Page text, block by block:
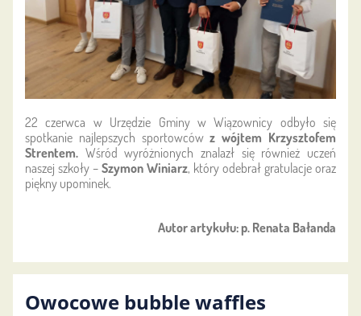
22 czerwca w Urzędzie Gminy w Wiązownicy odbyło się
spotkanie najlepszych sportowcówz wójtem Krzysztofem
Strentem. Wśród wyróżnionych znalazł się również uczeń
naszej szkoły – Szymon Winiarz, który odebrał gratulacje oraz
piękny upominek.
Autor artykułu: p. Renata Bałanda
Owocowe bubble waffles